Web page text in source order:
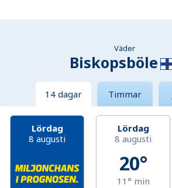
Väder
Biskopsböle
14 dagar Timmar
Lördag
8 augusti
Lördag
8 augusti
20°
11° min